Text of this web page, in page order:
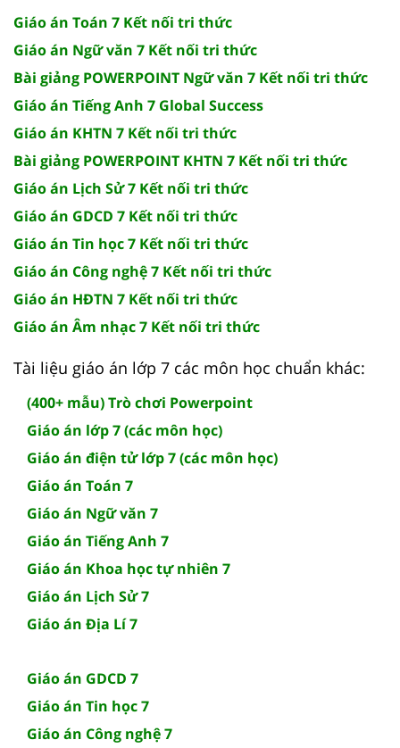
Giáo án Toán 7 Kết nối tri thức
Giáo án Ngữ văn 7 Kết nối tri thức
Bài giảng POWERPOINT Ngữ văn 7 Kết nối tri thức
Giáo án Tiếng Anh 7 Global Success
Giáo án KHTN 7 Kết nối tri thức
Bài giảng POWERPOINT KHTN 7 Kết nối tri thức
Giáo án Lịch Sử 7 Kết nối tri thức
Giáo án GDCD 7 Kết nối tri thức
Giáo án Tin học 7 Kết nối tri thức
Giáo án Công nghệ 7 Kết nối tri thức
Giáo án HĐTN 7 Kết nối tri thức
Giáo án Âm nhạc 7 Kết nối tri thức
Tài liệu giáo án lớp 7 các môn học chuẩn khác:
(400+ mẫu) Trò chơi Powerpoint
Giáo án lớp 7 (các môn học)
Giáo án điện tử lớp 7 (các môn học)
Giáo án Toán 7
Giáo án Ngữ văn 7
Giáo án Tiếng Anh 7
Giáo án Khoa học tự nhiên 7
Giáo án Lịch Sử 7
Giáo án Địa Lí 7
Giáo án GDCD 7
Giáo án Tin học 7
Giáo án Công nghệ 7